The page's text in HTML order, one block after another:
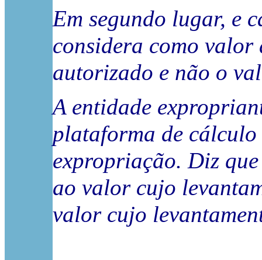
Em segundo lugar, e
considera como
autorizado e não o
A entidade
plataforma de cálculo
expropriação. Diz
ao valor cujo
valor cujo